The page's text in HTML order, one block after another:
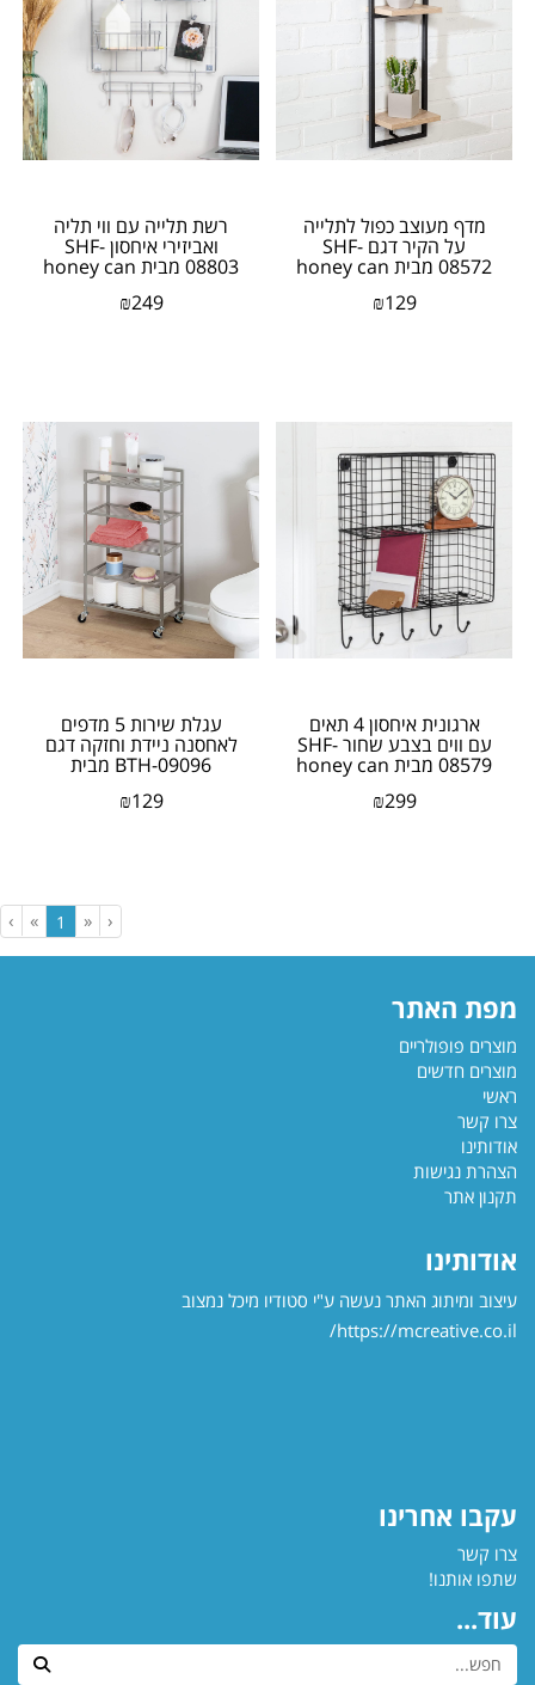
מדף מעוצב כפול לתלייה
על הקיר דגם SHF-
08572 מבית honey can
₪129
רשת תלייה עם ווי תליה
ואביזירי איחסון SHF-
08803 מבית honey can
₪249
ארגונית איחסון 4 תאים
עם ווים בצבע שחור SHF-
08579 מבית honey can
₪299
עגלת שירות 5 מדפים
לאחסנה ניידת וחזקה דגם
BTH-09096 מבית
₪129
‹
«
1
»
›
מפת האתר
מוצרים פופולריים
מוצרים חדשים
ראשי
צרו קשר
אודותינו
הצהרת נגישות
תקנון אתר
אודותינו
עיצוב ומיתוג האתר נעשה ע"י סטודיו מיכל נמצוב
https://mcreative.co.il/
עקבו אחרינו
צרו קשר
שתפו אותנו!
עוד...